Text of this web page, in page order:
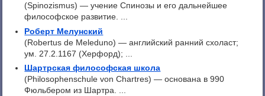
(Spinozismus) — учение Спинозы и его дальнейшее
философское развитие. ...
Роберт Мелунский
(Robertus de Meleduno) — английский ранний схоласт;
ум. 27.2.1167 (Херфорд); ...
Шартрская философская школа
(Philosophenschule von Chartres) — основана в 990
Фюльбером из Шартра. ...